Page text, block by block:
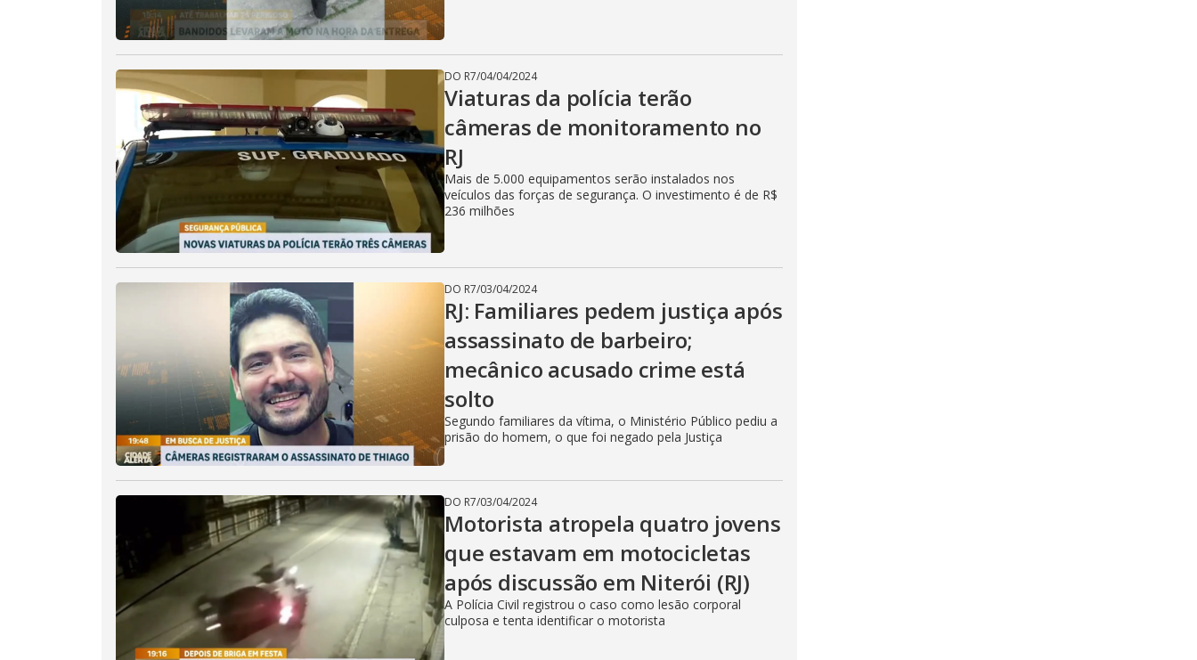
DO R7/04/04/2024
Viaturas da polícia terão
câmeras de monitoramento no
RJ
Mais de 5.000 equipamentos serão instalados nos
veículos das forças de segurança. O investimento é de R$
236 milhões
DO R7/03/04/2024
RJ: Familiares pedem justiça após
assassinato de barbeiro;
mecânico acusado crime está
solto
Segundo familiares da vítima, o Ministério Público pediu a
prisão do homem, o que foi negado pela Justiça
DO R7/03/04/2024
Motorista atropela quatro jovens
que estavam em motocicletas
após discussão em Niterói (RJ)
A Polícia Civil registrou o caso como lesão corporal
culposa e tenta identificar o motorista